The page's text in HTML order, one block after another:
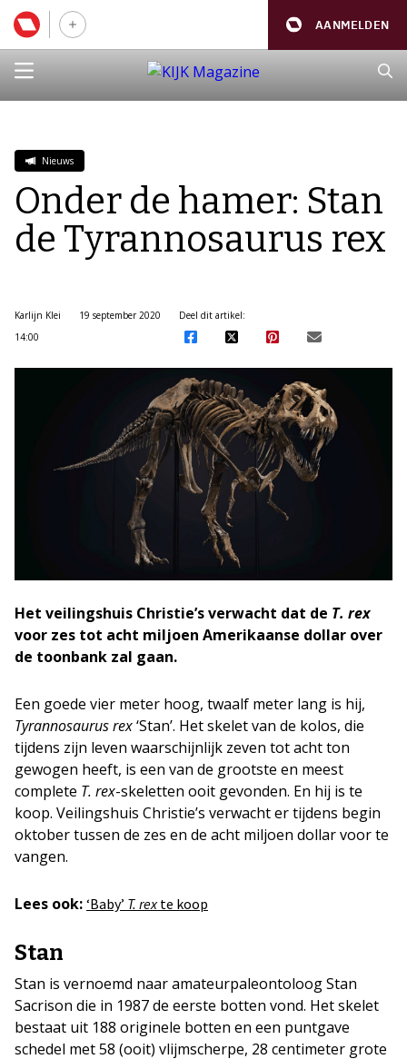
AANMELDEN
Nieuws
Onder de hamer: Stan
de Tyrannosaurus rex
Karlijn Klei
19 september 2020
14:00
Deel dit artikel:
Het veilingshuis Christie’s verwacht dat de T. rex
voor zes tot acht miljoen Amerikaanse dollar over
de toonbank zal gaan.
Een goede vier meter hoog, twaalf meter lang is hij,
Tyrannosaurus rex‘Stan’. Het skelet van de kolos, die
tijdens zijn leven waarschijnlijk zeven tot acht ton
gewogen heeft, is een van de grootste en meest
complete T. rex-skeletten ooit gevonden. En hij is te
koop. Veilingshuis Christie’s verwacht er tijdens begin
oktober tussen de zes en de acht miljoen dollar voor te
vangen.
Lees ook: ‘Baby’ T. rexte koop
Stan
Stan is vernoemd naar amateurpaleontoloog Stan
Sacrison die in 1987 de eerste botten vond. Het skelet
bestaat uit 188 originele botten en een puntgave
schedel met 58 (ooit) vlijmscherpe, 28 centimeter grote